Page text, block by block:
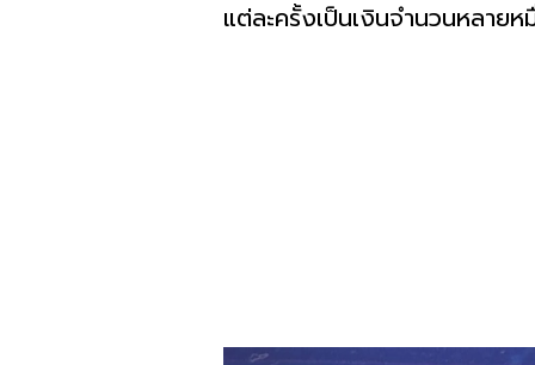
แต่ละครั้งเป็นเงินจำนวนหลา